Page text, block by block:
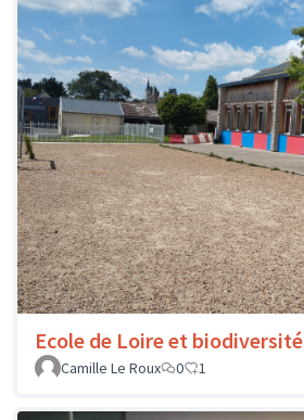
Ecole de Loire et biodiversité
Camille Le Roux
0 1